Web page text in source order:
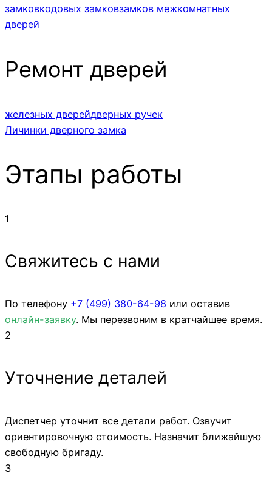
замковкодовых замковзамков межкомнатных
дверей
Ремонт дверей
железных дверейдверных ручек
Личинки дверного замка
Этапы работы
1
Свяжитесь с нами
По телефону +7 (499) 380-64-98 или оставив
онлайн-заявку. Мы перезвоним в кратчайшее время.
2
Уточнение деталей
Диспетчер уточнит все детали работ. Озвучит
ориентировочную стоимость. Назначит ближайшую
свободную бригаду.
3